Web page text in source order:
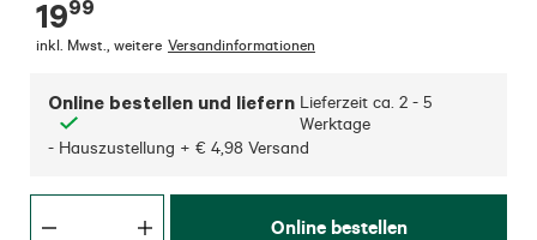
1999
inkl. Mwst. weitere Versandinformationen
Online bestellen und liefern Lieferzeit ca. 2 - 5
Werktage
- Hauszustellung + € 4,98 Versand
Online bestellen